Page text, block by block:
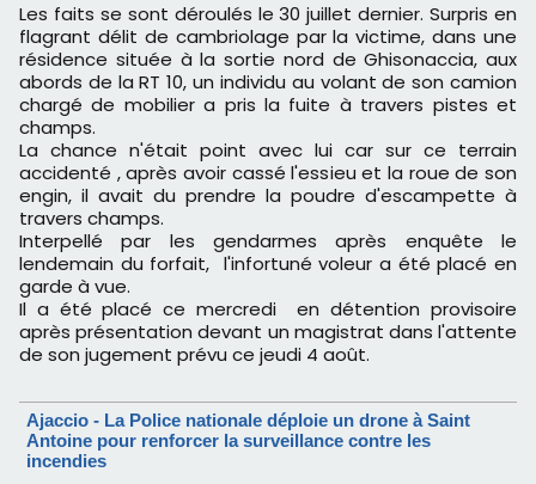
Les faits se sont déroulés le 30 juillet dernier. Surpris en
flagrant délit de cambriolage par la victime, dans une
résidence située à la sortie nord de Ghisonaccia, aux
abords de la RT 10, un individu au volant de son camion
chargé de mobilier a pris la fuite à travers pistes et
champs.
La chance n'était point avec lui car sur ce terrain
accidenté , après avoir cassé l'essieu et la roue de son
engin, il avait du prendre la poudre d'escampette à
travers champs.
Interpellé par les gendarmes après enquête le
lendemain du forfait, l'infortuné voleur a été placé en
garde à vue.
Il a été placé ce mercredi en détention provisoire
après présentation devant un magistrat dans l'attente
de son jugement prévu ce jeudi 4 août.
Ajaccio - La Police nationale déploie un drone à Saint
Antoine pour renforcer la surveillance contre les
incendies